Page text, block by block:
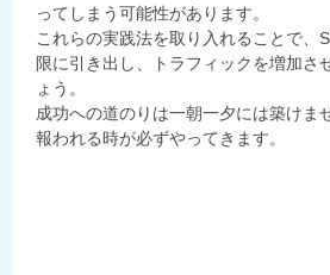
ってしまう可能性があります。
これらの実践法を取り入れることで、
限に引き出し、トラフィックを増加さ
ょう。
成功への道のりは一朝一夕には築けま
報われる時が必ずやってきます。